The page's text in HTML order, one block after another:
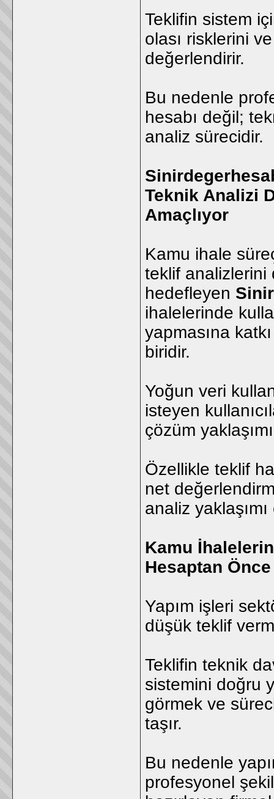
Teklifin sistem
olası risklerini
değerlendirir.
Bu nedenle
hesabı değil;
analiz sürecidir.
Teknik Analizi
Amaçlıyor
Kamu ihale
teklif analizlerini
hedefleyen
ihalelerinde
yapmasına
biridir.
Yoğun veri
isteyen
çözüm
Özellikle teklif
net
analiz
Kamu
Hesaptan
Yapım işleri
düşük teklif
Teklifin teknik
sistemini doğru
görmek ve
taşır.
Bu nedenle
profesyonel